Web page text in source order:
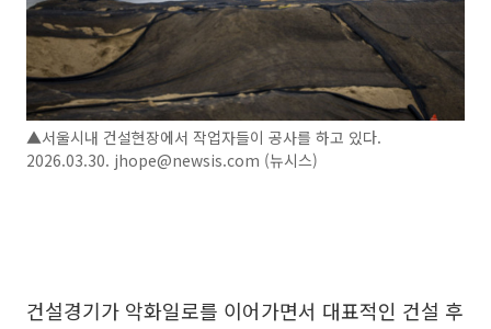
▲서울시내 건설현장에서 작업자들이 공사를 하고 있다.
2026.03.30. jhope@newsis.com (뉴시스)
건설경기가 악화일로를 이어가면서 대표적인 건설 후